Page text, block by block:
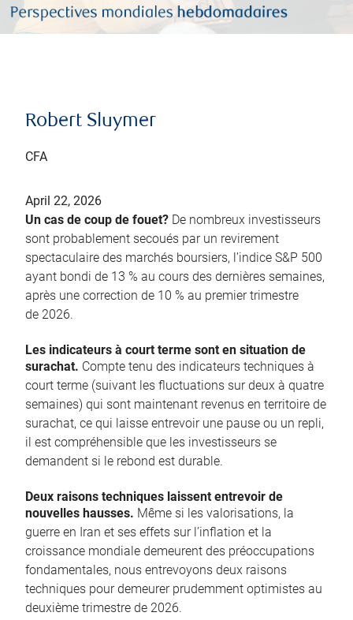
Robert Sluymer
CFA
April 22, 2026
Un cas de coup de fouet? De nombreux investisseurs
sont probablement secoués par un revirement
spectaculaire des marchés boursiers, l’indice S&P 500
ayant bondi de 13 % au cours des dernières semaines,
après une correction de 10 % au premier trimestre
de 2026.
Les indicateurs à court terme sont en situation de
surachat. Compte tenu des indicateurs techniques à
court terme (suivant les fluctuations sur deux à quatre
semaines) qui sont maintenant revenus en territoire de
surachat, ce qui laisse entrevoir une pause ou un repli,
il est compréhensible que les investisseurs se
demandent si le rebond est durable.
Deux raisons techniques laissent entrevoir de
nouvelles hausses. Même si les valorisations, la
guerre en Iran et ses effets sur l’inflation et la
croissance mondiale demeurent des préoccupations
fondamentales, nous entrevoyons deux raisons
techniques pour demeurer prudemment optimistes au
deuxième trimestre de 2026.